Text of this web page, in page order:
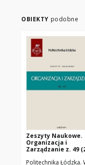
OBIEKTY podobne
Zeszyty Naukowe.
Organizacja i
Zarządzanie z. 49
Politechnika Łódzka.